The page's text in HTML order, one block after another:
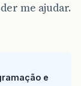
me ajudar.
e